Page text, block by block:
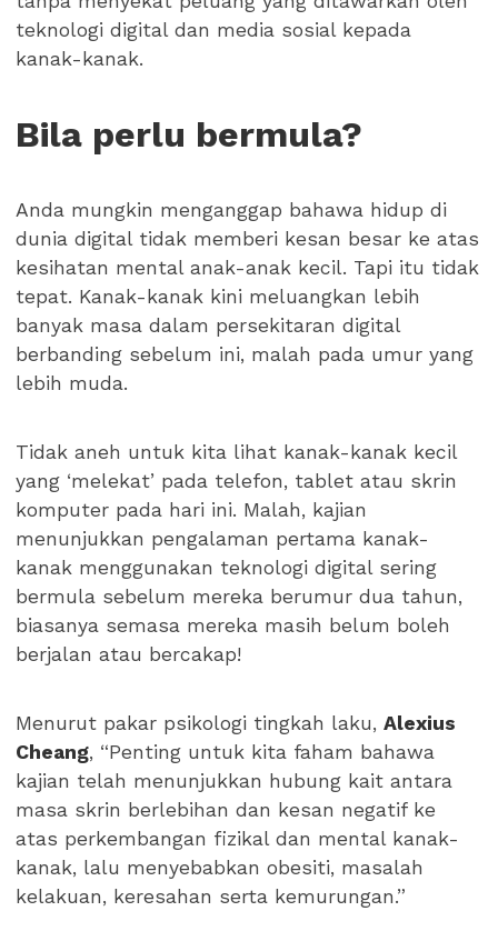
teknologi digital dan media sosial kepada
kanak-kanak.
Bila perlu bermula?
Anda mungkin menganggap bahawa hidup di
dunia digital tidak memberi kesan besar ke atas
kesihatan mental anak-anak kecil. Tapi itu tidak
tepat. Kanak-kanak kini meluangkan lebih
banyak masa dalam persekitaran digital
berbanding sebelum ini, malah pada umur yang
lebih muda.
Tidak aneh untuk kita lihat kanak-kanak kecil
yang ‘melekat’ pada telefon, tablet atau skrin
komputer pada hari ini. Malah, kajian
menunjukkan pengalaman pertama kanak-
kanak menggunakan teknologi digital sering
bermula sebelum mereka berumur dua tahun,
biasanya semasa mereka masih belum boleh
berjalan atau bercakap!
Menurut pakar psikologi tingkah laku, Alexius
Cheang, “Penting untuk kita faham bahawa
kajian telah menunjukkan hubung kait antara
masa skrin berlebihan dan kesan negatif ke
atas perkembangan fizikal dan mental kanak-
kanak, lalu menyebabkan obesiti, masalah
kelakuan, keresahan serta kemurungan.”